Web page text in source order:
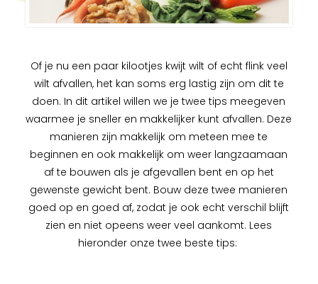
Of je nu een paar kilootjes kwijt wilt of echt flink veel
wilt afvallen, het kan soms erg lastig zijn om dit te
doen. In dit artikel willen we je twee tips meegeven
waarmee je sneller en makkelijker kunt afvallen. Deze
manieren zijn makkelijk om meteen mee te
beginnen en ook makkelijk om weer langzaamaan
af te bouwen als je afgevallen bent en op het
gewenste gewicht bent. Bouw deze twee manieren
goed op en goed af, zodat je ook echt verschil blijft
zien en niet opeens weer veel aankomt. Lees
hieronder onze twee beste tips: